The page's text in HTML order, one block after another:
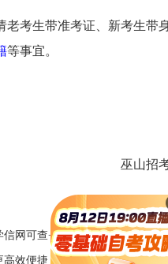
考生带准考证、新考生带
等事宜。
巫山招
信网可查+笔试科目少
高效便捷